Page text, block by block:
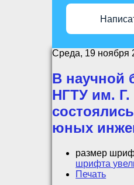
Среда, 19 ноября
В научной
НГТУ им.
юных
размер
шрифта
Печать